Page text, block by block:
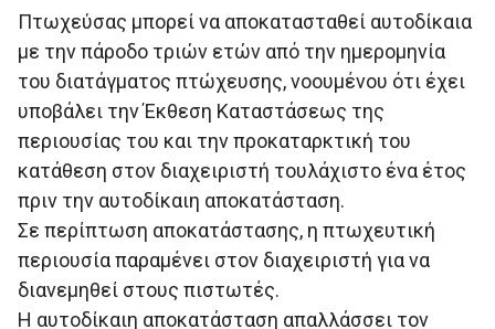
Πτωχεύσας μπορεί να αποκατασταθεί αυτοδίκαια
με την πάροδο τριών ετών από την ηµεροµηνία
του διατάγµατος πτώχευσης, νοουµένου ότι έχει
υποβάλει την Έκθεση Καταστάσεως της
περιουσίας του και την προκαταρκτική του
κατάθεση στον διαχειριστή τουλάχιστο ένα έτος
πριν την αυτοδίκαιη αποκατάσταση.
Σε περίπτωση αποκατάστασης, η πτωχευτική
περιουσία παραμένει στον διαχειριστή για να
διανεμηθεί στους πιστωτές.
Η αυτοδίκαιη αποκατάσταση απαλλάσσει τον